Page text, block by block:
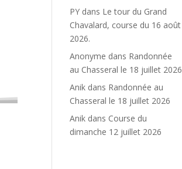
PY dans Le tour du Grand
Chavalard, course du 16 août
2026.
Anonyme dans Randonnée
au Chasseral le 18 juillet 2026
Anik dans Randonnée au
Chasseral le 18 juillet 2026
Anik dans Course du
dimanche 12 juillet 2026